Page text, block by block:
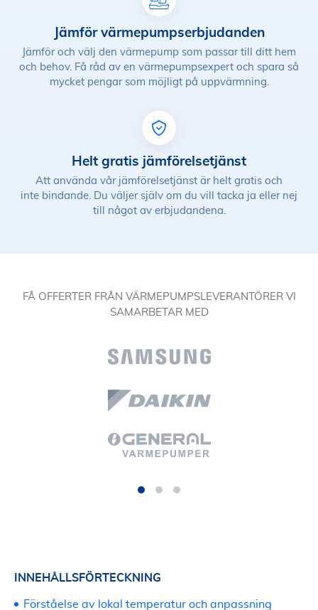
Jämför värmepumpserbjudanden
Jämför och välj den värmepump som passar till ditt hem
och behov. Få råd av en värmepumpsexpert och spara så
mycket pengar som möjligt på uppvärmning.
Helt gratis jämförelsetjänst
Att använda vår jämförelsetjänst är helt gratis och
inte bindande. Du väljer själv om du vill tacka ja eller nej
till något av erbjudandena.
FÅ OFFERTER FRÅN VÄRMEPUMPSLEVERANTÖRER VI
SAMARBETAR MED
INNEHÅLLSFÖRTECKNING
Förståelse av lokal temperatur och anpassning